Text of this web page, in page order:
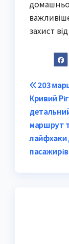
захист
Post
203
Кривий
маршрут
лайфхаки
пасажирів